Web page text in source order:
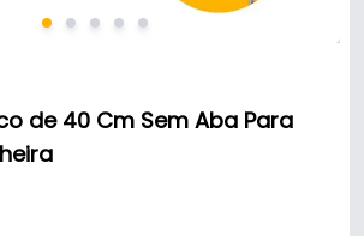
de 40 Cm Sem Aba Para